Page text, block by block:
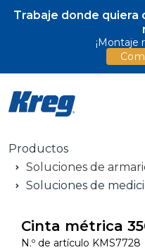
Trabaje donde quiera
¡Montaje
Productos
Soluciones de
Soluciones de
Cinta métrica
N.º de artículo KMS7728